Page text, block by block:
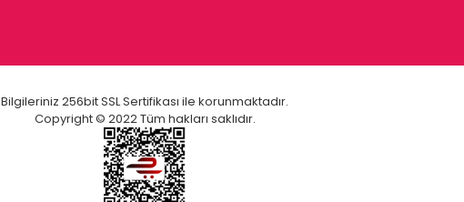
Bilgileriniz 256bit SSL Sertifikası ile korunmaktadır.
Copyright © 2022 Tüm hakları saklıdır.